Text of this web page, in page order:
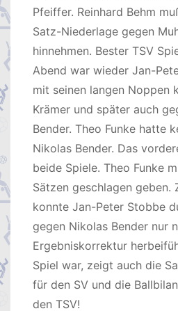
Pfeiffer. Reinhard Behm
Satz-Niederlage gegen
hinnehmen. Bester TSV
Abend war wieder Jan-
mit seinen langen Noppen
Krämer und später auch
Bender. Theo Funke hatte
Nikolas Bender. Das
beide Spiele. Theo Funke
Sätzen geschlagen geben.
konnte Jan-Peter Stobbe
gegen Nikolas Bender nur
Ergebniskorrektur
Spiel war, zeigt auch die
für den SV und die
den TSV!